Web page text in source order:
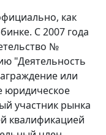
как
С 2007 года
№
"Деятельность
или
юридическое
участник рынка
квалификацией